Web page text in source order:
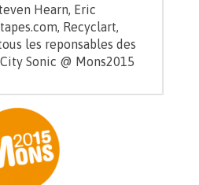
Hearn, Eric
Recyclart,
les reponsables des
Sonic @ Mons2015